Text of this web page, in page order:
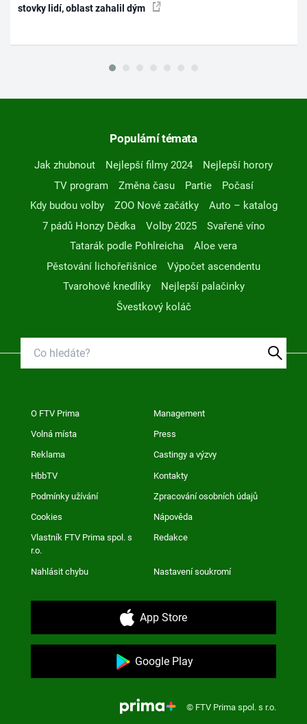
stovky lidí, oblast zahalil dým
Populární témata
Jak zhubnout Nejlepší filmy 2024
Nejlepší horory
TV program
Změna času Partie
Počasí
Kdy budou volby
ZOO Nové začátky
Auto – katalog
7 pádů Honzy Dědka
Volby 2025
Svařené víno
Tatarák podle Pohlreicha
Aloe vera
Pěstování lichořeřišnice
Výpočet ascendentu
Tvarohové knedlíky
Nejlepší palačinky
Švestkový koláč
O FTV Prima Management
Volná místa Press
Reklama Castingy a výzvy
HbbTV Kontakty
Podmínky užívání Zpracování osobních údajů
Cookies Nápověda
Vlastník FTV Prima spol. s
r.o.
Redakce
Nahlásit chybu Nastavení soukromí
App Store
Google Play
© FTV Prima spol. s r.o.